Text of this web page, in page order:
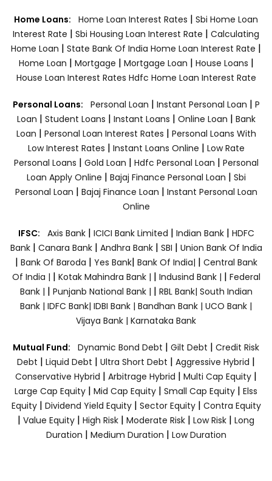
Home Loans: Home Loan Interest Rates | Sbi Home Loan
Interest Rate | Sbi Housing Loan Interest Rate | Calculating
Home Loan | State Bank Of India Home Loan Interest Rate |
Home Loan | Mortgage | Mortgage Loan | House Loans |
House Loan Interest Rates Hdfc Home Loan Interest Rate
Personal Loans: Personal Loan | Instant Personal Loan | P
Loan | Student Loans | Instant Loans | Online Loan | Bank
Loan | Personal Loan Interest Rates | Personal Loans With
Low Interest Rates | Instant Loans Online | Low Rate
Personal Loans | Gold Loan | Hdfc Personal Loan | Personal
Loan Apply Online | Bajaj Finance Personal Loan | Sbi
Personal Loan | Bajaj Finance Loan | Instant Personal Loan
Online
IFSC: Axis Bank | ICICI Bank Limited | Indian Bank | HDFC
Bank| Canara Bank | Andhra Bank| SBI | Union Bank Of India
| Bank Of Baroda | Yes Bank| Bank Of India| | Central Bank
Of India | | Kotak Mahindra Bank | | Indusind Bank | | Federal
Bank | | Punjanb National Bank | | RBL Bank| South Indian
Bank | IDFC Bank| IDBI Bank | Bandhan Bank | UCO Bank |
Vijaya Bank | Karnataka Bank
Mutual Fund: Dynamic Bond Debt | Gilt Debt | Credit Risk
Debt | Liquid Debt | Ultra Short Debt | Aggressive Hybrid |
Conservative Hybrid | Arbitrage Hybrid | Multi Cap Equity |
Large Cap Equity | Mid Cap Equity | Small Cap Equity | Elss
Equity| Dividend Yield Equity| Sector Equity | Contra Equity
| Value Equity | High Risk | Moderate Risk | Low Risk | Long
Duration | Medium Duration | Low Duration